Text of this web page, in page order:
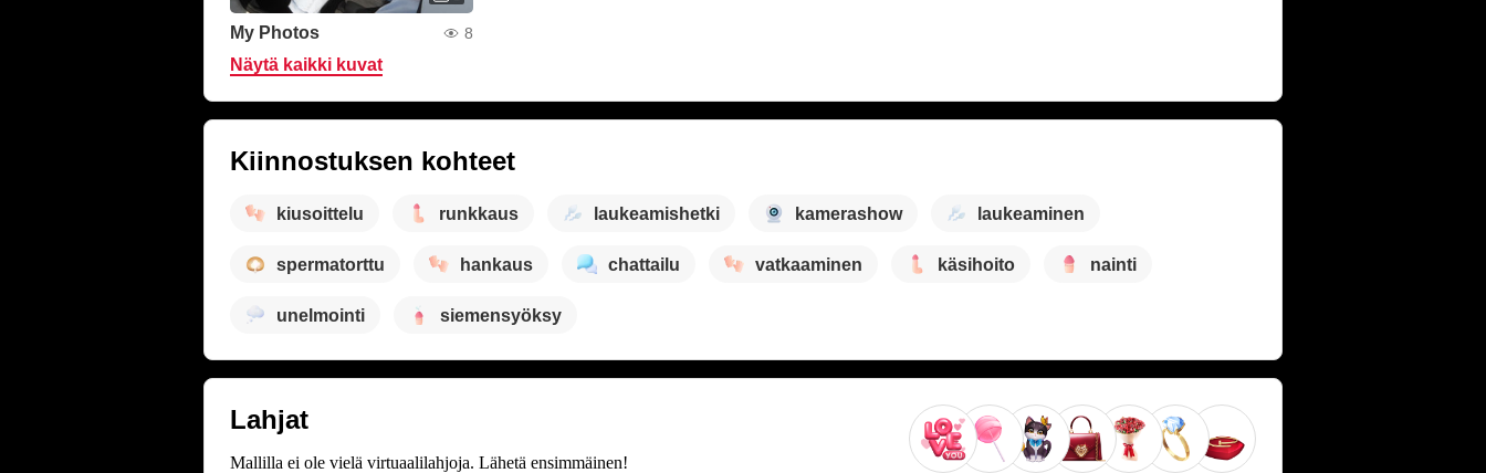
My Photos 8
Näytä kaikki kuvat
Kiinnostuksen kohteet
kiusoittelu runkkaus laukeamishetki kamerashow laukeaminen
spermatorttu hankaus chattailu vatkaaminen käsihoito nainti
unelmointi siemensyöksy
Lahjat
Mallilla ei ole vielä virtuaalilahjoja. Lähetä ensimmäinen!